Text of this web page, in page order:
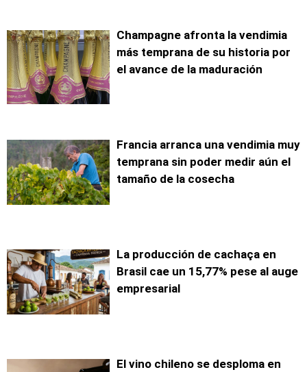
Champagne afronta la vendimia
más temprana de su historia por
el avance de la maduración
Francia arranca una vendimia muy
temprana sin poder medir aún el
tamaño de la cosecha
La producción de cachaça en
Brasil cae un 15,77% pese al auge
empresarial
El vino chileno se desploma en